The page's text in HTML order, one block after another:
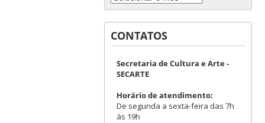
CONTATOS
Secretaria de Cultura e Arte -
SECARTE
Horário de atendimento:
De segunda a sexta-feira das 7h
às 19h